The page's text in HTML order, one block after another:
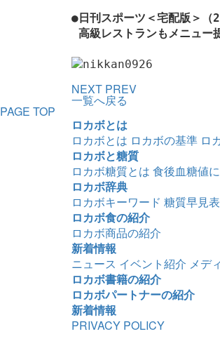
●日刊スポーツ＜宅配版＞
高級レストランもメニュ
NEXT PREV
一覧へ戻る
PAGE TOP
ロカボとは
ロカボとは ロカボの基準 ロ
ロカボと糖質
ロカボ糖質とは 食後血糖値
ロカボ辞典
ロカボキーワード 糖質早見表
ロカボ食の紹介
ロカボ商品の紹介
新着情報
ニュース イベント紹介 メデ
ロカボ書籍の紹介
ロカボパートナーの紹介
新着情報
PRIVACY POLICY